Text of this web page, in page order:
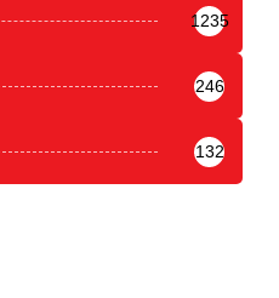
1235
246
132